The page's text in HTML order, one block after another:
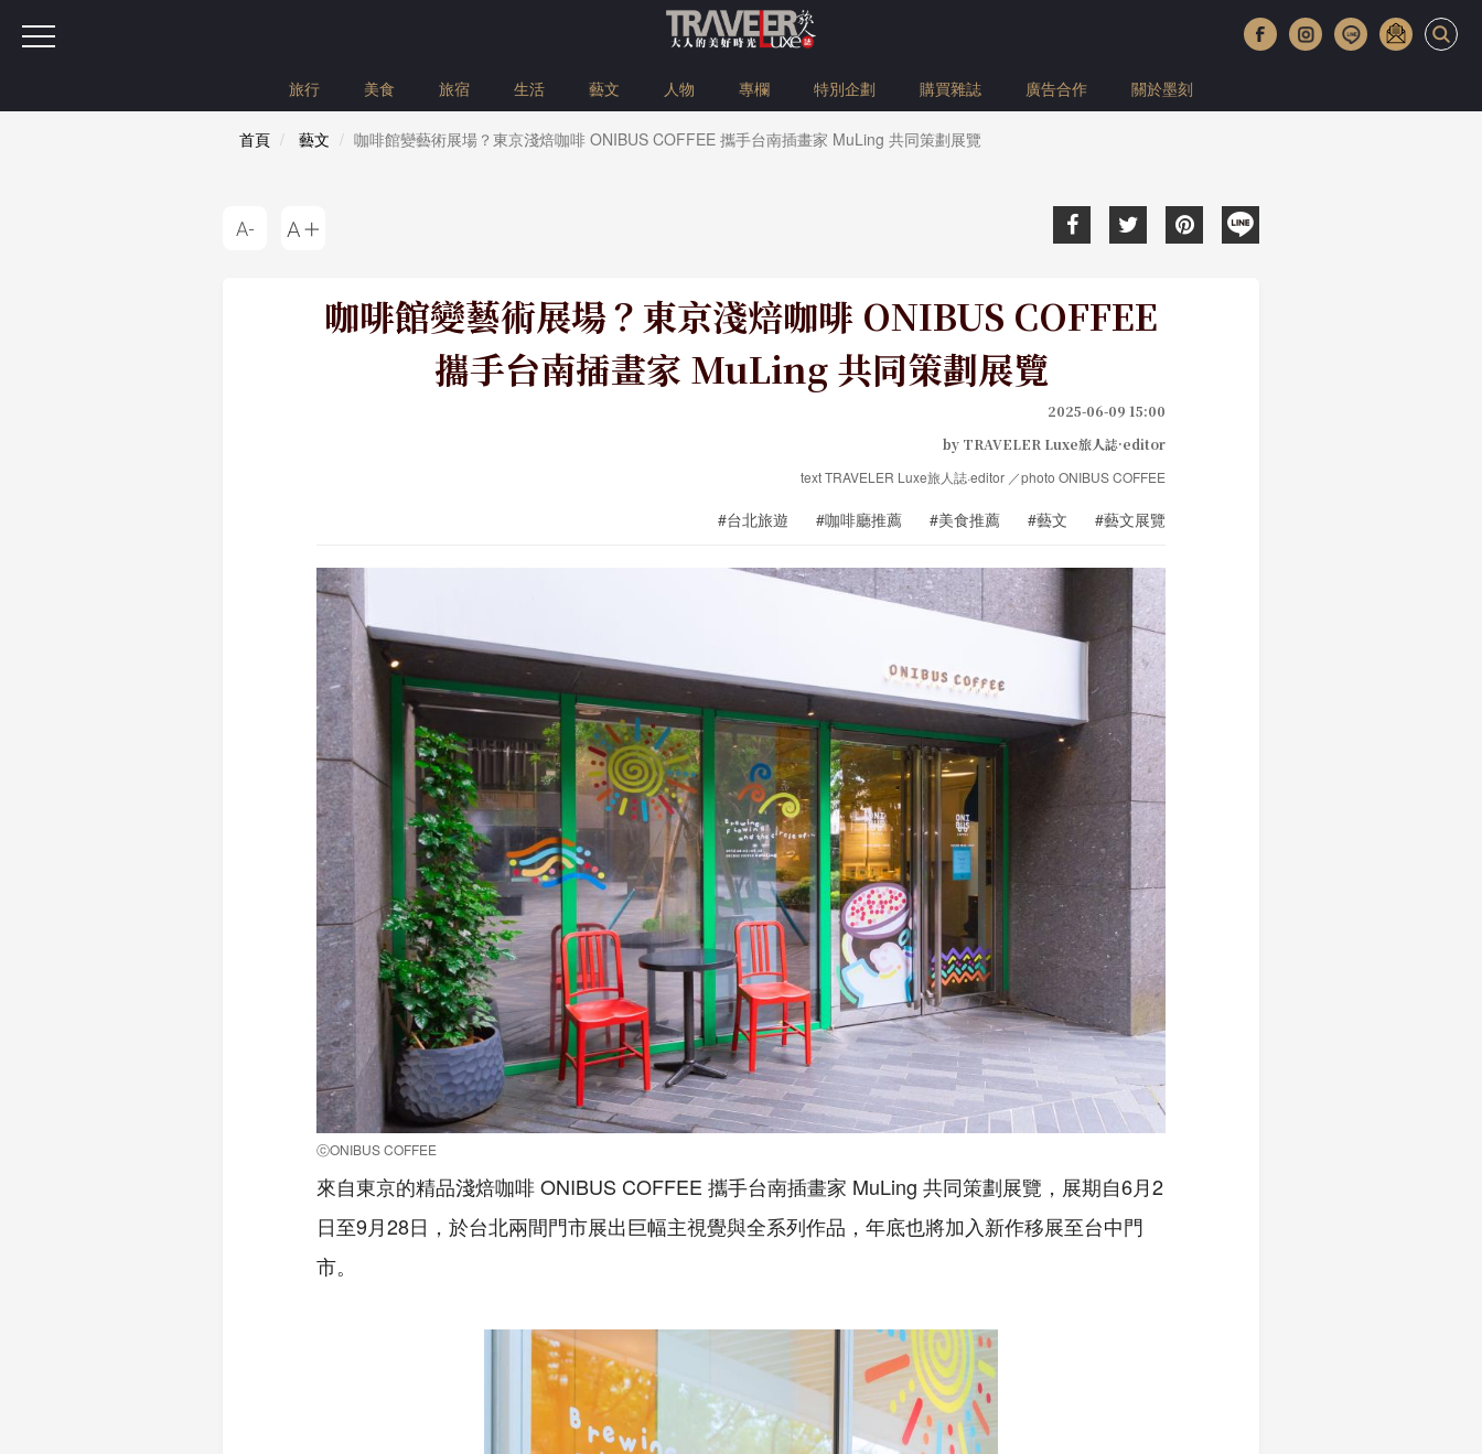
旅行 美食 旅宿 生活 藝文 人物 專欄 特別企劃 購買雜誌 廣告合作 關於墨刻
首頁 藝文 咖啡館變藝術展場？東京淺焙咖啡 ONIBUS COFFEE 攜手台南插畫家 MuLing 共同策劃展覽
咖啡館變藝術展場？東京淺焙咖啡 ONIBUS COFFEE
攜手台南插畫家 MuLing 共同策劃展覽
2025-06-09 15:00
by TRAVELER Luxe旅人誌·editor
text TRAVELER Luxe旅人誌·editor ／photo ONIBUS COFFEE
#台北旅遊 #咖啡廳推薦 #美食推薦 #藝文 #藝文展覽
ⓒONIBUS COFFEE
來自東京的精品淺焙咖啡 ONIBUS COFFEE 攜手台南插畫家 MuLing 共同策劃展覽，展期自6月2
日至9月28日，於台北兩間門市展出巨幅主視覺與全系列作品，年底也將加入新作移展至台中門
市。